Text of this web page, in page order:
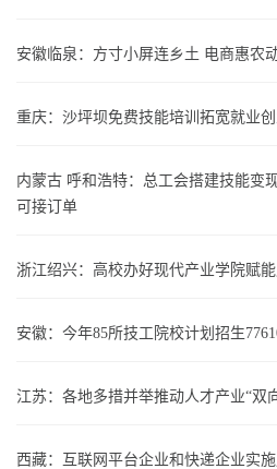
安徽临泉：方寸小屏连乡土 电商惠农
重庆：沙坪坝免费技能培训拓宽就业
内蒙古 呼和浩特：总工会搭建技能变
可接订单
浙江绍兴：高校办好现代产业学院赋
安徽：今年85所技工院校计划招生
江苏：各地多措并举推动人才产业“双
西藏：互联网平台企业和快递企业实